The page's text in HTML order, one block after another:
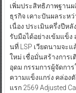
เนื่อง ประเมินครึ่งปีหลั
รับมือได้อย่างเข้มแข็
นที่ LSP เวียดนามจะ
ใหม่ เชื่อมั่นสร้างการ
อุดม กรรมการผู้จัดกา
ความแข็งแกร่ง คล่อง
แรก 2569 Adjusted
ปรับปรุงมูลค่าสินค้าค
เป็นประจำของธุรกิจที่